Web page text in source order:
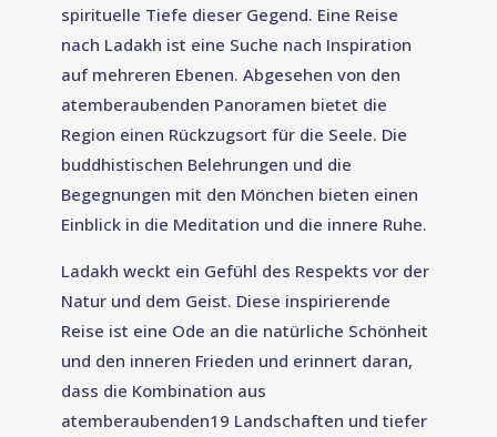
spirituelle Tiefe dieser Gegend. Eine Reise
nach Ladakh ist eine Suche nach Inspiration
auf mehreren Ebenen. Abgesehen von den
atemberaubenden Panoramen bietet die
Region einen Rückzugsort für die Seele. Die
buddhistischen Belehrungen und die
Begegnungen mit den Mönchen bieten einen
Einblick in die Meditation und die innere Ruhe.
Ladakh weckt ein Gefühl des Respekts vor der
Natur und dem Geist. Diese inspirierende
Reise ist eine Ode an die natürliche Schönheit
und den inneren Frieden und erinnert daran,
dass die Kombination aus
atemberaubenden19 Landschaften und tiefer